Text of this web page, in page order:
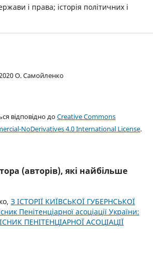
і права; історія політичних і
О. Самойленко
відповідно доCreative Commons
NoDerivatives 4.0 International License.
(авторів), які найбільше
З ІСТОРІЇ КИЇВСЬКОЇ ГУБЕРНСЬКОЇ
Пенітенціарної асоціації України:
ПЕНІТЕНЦІАРНОЇ АСОЦІАЦІЇ